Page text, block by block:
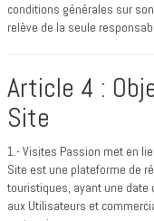
conditions générales sur
relève de la seule
Article 4 :
Site
1.- Visites Passion met en
Site est une plateforme de
touristiques, ayant une date
aux Utilisateurs et